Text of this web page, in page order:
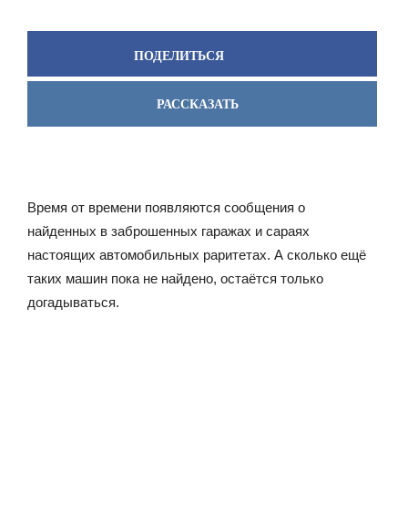
ПОДЕЛИТЬСЯ
РАССКАЗАТЬ
Время от времени появляются сообщения о
найденных в заброшенных гаражах и сараях
настоящих автомобильных раритетах. А сколько ещё
таких машин пока не найдено, остаётся только
догадываться.